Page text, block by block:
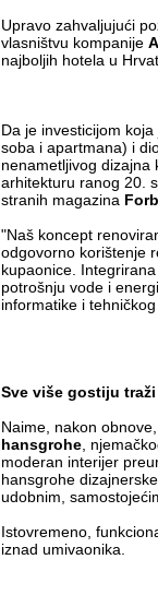
Upravo zahvaljujući
vlasništvu kompanije
najboljih hotela u
Da je investicijom
soba i apartmana) i
nenametljivog dizajna
arhitekturu ranog 20.
stranih magazina
"Naš koncept
odgovorno korištenje
kupaonice. Integrirana
potrošnju vode i
informatike i
Sve više gostiju
Naime, nakon
hansgrohe ,
moderan interijer
hansgrohe
udobnim,
Istovremeno,
iznad umivaonika.